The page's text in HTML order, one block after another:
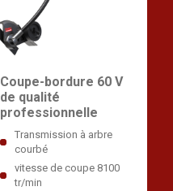
Coupe-bordure 60 V
de qualité
professionnelle
Transmission à arbre
courbé
vitesse de coupe 8100
tr/min